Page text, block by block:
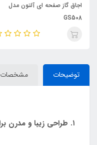
اجاق گاز صفحه ای آلتون مدل
GS508
توضیحات مشخصات
۱. طراحی زیبا و مدرن برای سلیقه‌های ایرانی